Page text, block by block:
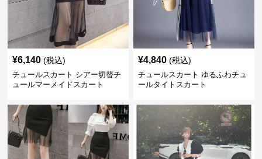
¥6,140 (税込)
チュールスカート シアー切替チ
ュールマーメイドスカート
¥4,840 (税込)
チュールスカート ゆるふわチュ
ールタイトスカート